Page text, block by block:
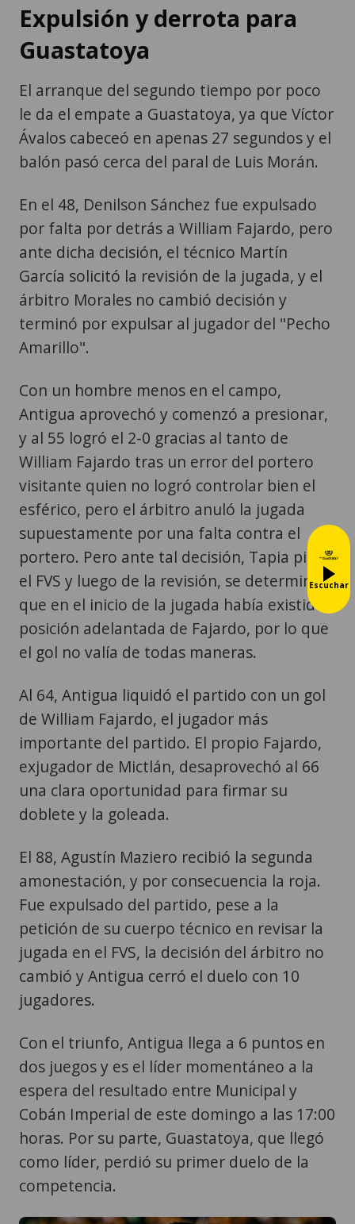
Expulsión y derrota para
Guastatoya
El arranque del segundo tiempo por poco
le da el empate a Guastatoya, ya que Víctor
Ávalos cabeceó en apenas 27 segundos y el
balón pasó cerca del paral de Luis Morán.
En el 48, Denilson Sánchez fue expulsado
por falta por detrás a William Fajardo, pero
ante dicha decisión, el técnico Martín
García solicitó la revisión de la jugada, y el
árbitro Morales no cambió decisión y
terminó por expulsar al jugador del "Pecho
Amarillo".
Con un hombre menos en el campo,
Antigua aprovechó y comenzó a presionar,
y al 55 logró el 2-0 gracias al tanto de
William Fajardo tras un error del portero
visitante quien no logró controlar bien el
esférico, pero el árbitro anuló la jugada
supuestamente por una falta contra el
portero. Pero ante tal decisión, Tapia pidió
el FVS y luego de la revisión, se determinó
que en el inicio de la jugada había existido
posición adelantada de Fajardo, por lo que
el gol no valía de todas maneras.
Al 64, Antigua liquidó el partido con un gol
de William Fajardo, el jugador más
importante del partido. El propio Fajardo,
exjugador de Mictlán, desaprovechó al 66
una clara oportunidad para firmar su
doblete y la goleada.
El 88, Agustín Maziero recibió la segunda
amonestación, y por consecuencia la roja.
Fue expulsado del partido, pese a la
petición de su cuerpo técnico en revisar la
jugada en el FVS, la decisión del árbitro no
cambió y Antigua cerró el duelo con 10
jugadores.
Con el triunfo, Antigua llega a 6 puntos en
dos juegos y es el líder momentáneo a la
espera del resultado entre Municipal y
Cobán Imperial de este domingo a las 17:00
horas. Por su parte, Guastatoya, que llegó
como líder, perdió su primer duelo de la
competencia.
Escuchar